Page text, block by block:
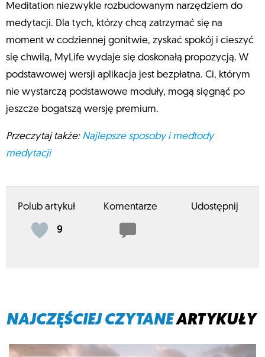
Meditation niezwykle rozbudowanym narzędziem do
medytacji. Dla tych, którzy chcą zatrzymać się na
moment w codziennej gonitwie, zyskać spokój i cieszyć
się chwilą, MyLife wydaje się doskonałą propozycją. W
podstawowej wersji aplikacja jest bezpłatna. Ci, którym
nie wystarczą podstawowe moduły, mogą sięgnąć po
jeszcze bogatszą wersję premium.
Przeczytaj także: Najlepsze sposoby i medtody
medytacji
Polub artykuł
9
Komentarze Udostępnij
NAJCZĘŚCIEJ CZYTANEARTYKUŁY